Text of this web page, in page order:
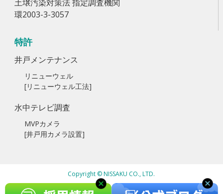
土壌汚染対策法 指定調査機関
環2003-3-3057
特許
井戸メンテナンス
リニューウェル
[リニューウェル工法]
水中テレビ調査
MVPカメラ
[井戸用カメラ設置]
Copyright © NISSAKU CO., LTD.